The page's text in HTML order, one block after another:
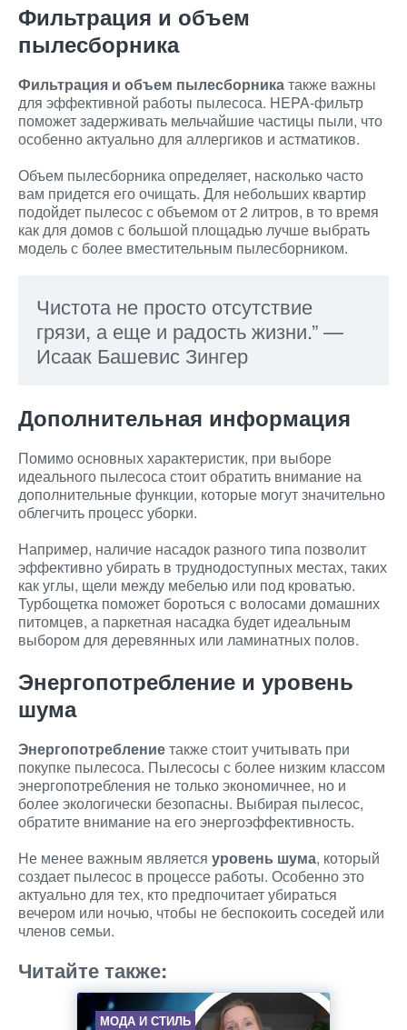
Фильтрация и объем
пылесборника
Фильтрация и объем пылесборникатакже важны
для эффективной работы пылесоса. HEPA-фильтр
поможет задерживать мельчайшие частицы пыли, что
особенно актуально для аллергиков и астматиков.
Объем пылесборника определяет, насколько часто
вам придется его очищать. Для небольших квартир
подойдет пылесос с объемом от 2 литров, в то время
как для домов с большой площадью лучше выбрать
модель с более вместительным пылесборником.
Чистота не просто отсутствие
грязи, а еще и радость жизни.” —
Исаак Башевис Зингер
Дополнительная информация
Помимо основных характеристик, при выборе
идеального пылесоса стоит обратить внимание на
дополнительные функции, которые могут значительно
облегчить процесс уборки.
Например, наличие насадок разного типа позволит
эффективно убирать в труднодоступных местах, таких
как углы, щели между мебелью или под кроватью.
Турбощетка поможет бороться с волосами домашних
питомцев, а паркетная насадка будет идеальным
выбором для деревянных или ламинатных полов.
Энергопотребление и уровень
шума
Энергопотреблениетакже стоит учитывать при
покупке пылесоса. Пылесосы с более низким классом
энергопотребления не только экономичнее, но и
более экологически безопасны. Выбирая пылесос,
обратите внимание на его энергоэффективность.
Не менее важным является уровень шума, который
создает пылесос в процессе работы. Особенно это
актуально для тех, кто предпочитает убираться
вечером или ночью, чтобы не беспокоить соседей или
членов семьи.
Читайте также:
МОДА И СТИЛЬ